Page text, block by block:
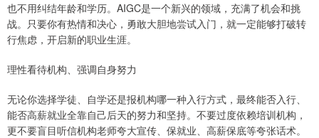
也不用纠结年龄和学历。AIGC是一个新兴的领域，充满了机会和挑
战。只要你有热情和决心，勇敢大胆地尝试入门，就一定能够打破转
行焦虑，开启新的职业生涯。
理性看待机构、强调自身努力
无论你选择学徒、自学还是报机构哪一种入行方式，最终能否入行、
能否高薪就业全靠自己后天的努力和坚持。不要过度依赖培训机构，
更不要盲目听信机构老师夸大宣传、保就业、高薪保底等夸张话术。